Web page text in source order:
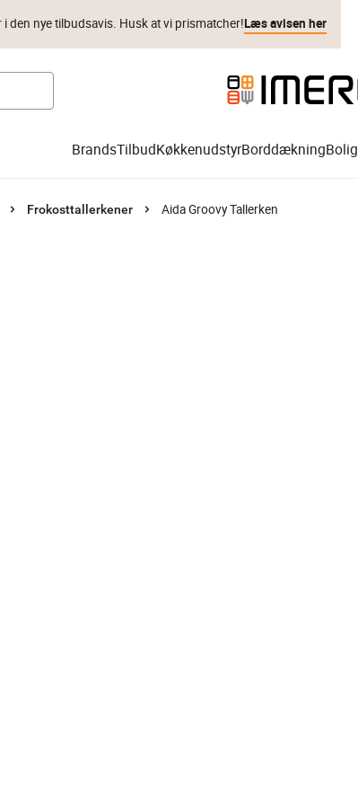
den nye tilbudsavis. Husk at vi prismatcher!Læs avisen her
BrandsTilbudKøkkenudstyrBorddækningBolig
Frokosttallerkener Aida Groovy Tallerken